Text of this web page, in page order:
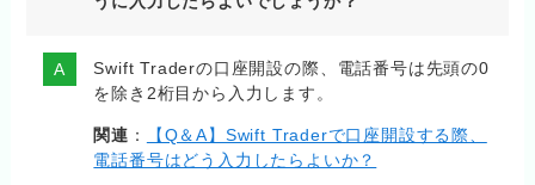
Swift Traderの口座開設の際、電話番号は先頭の0
を除き2桁目から入力します。
関連 ：
【Q＆A】Swift Traderで口座開設する際、
電話番号はどう入力したらよいか？